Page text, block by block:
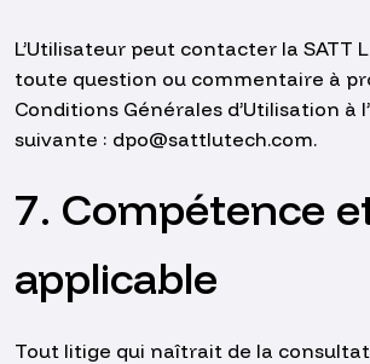
L’Utilisateur peut contacter la SATT
toute question ou commentaire à
Conditions Générales d’Utilisation à
suivante : dpo@sattlutech.com.
7. Compétence
applicable
Tout litige qui naîtrait de la